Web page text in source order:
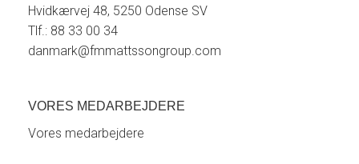
Hvidkærvej 48, 5250 Odense SV
Tlf.: 88 33 00 34
danmark@fmmattssongroup.com
VORES MEDARBEJDERE
Vores medarbejdere